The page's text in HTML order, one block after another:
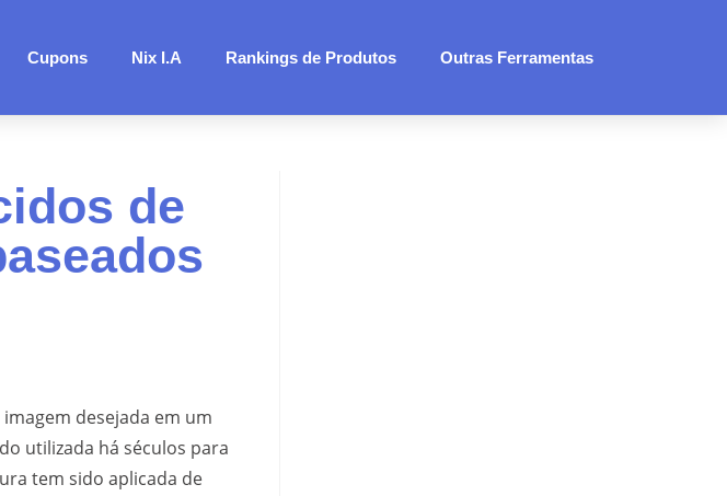
Cupons Nix I.A Rankings de Produtos Outras Ferramentas
de
desejada em um
utilizada há séculos para
tem sido aplicada de